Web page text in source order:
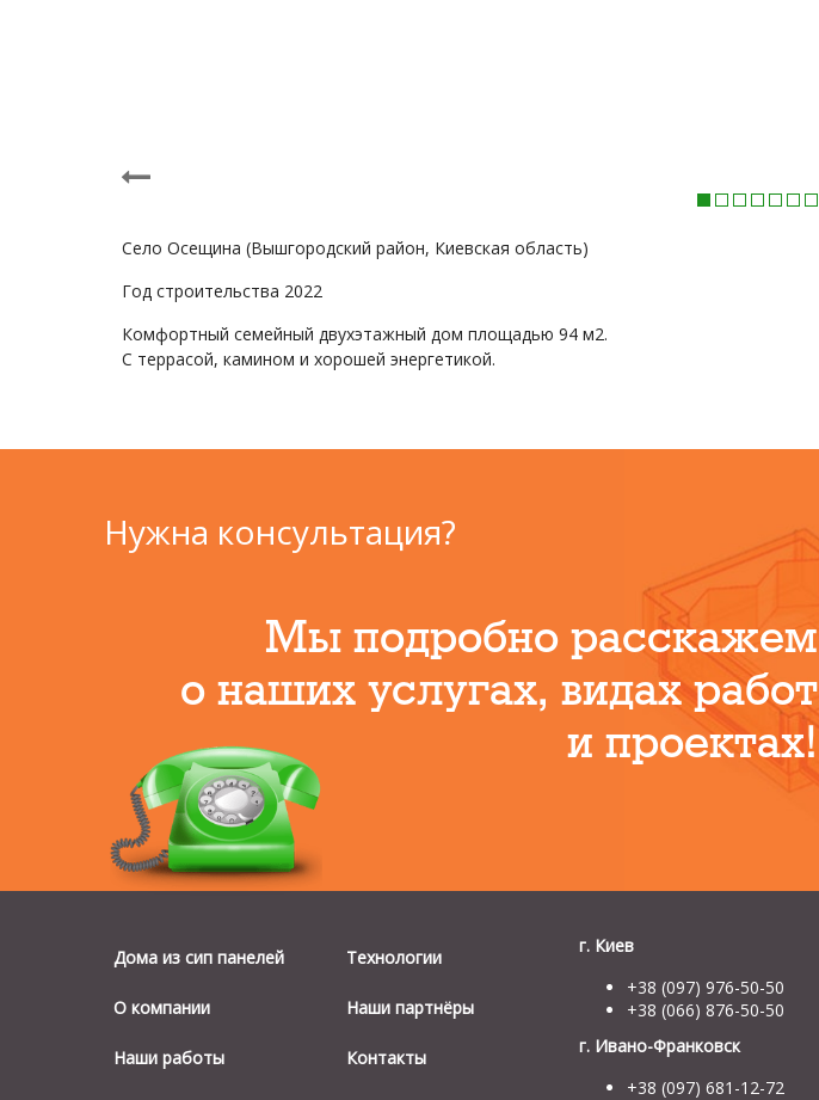
Село Осещина (Вышгородский район, Киевская область)
Год строительства 2022
Комфортный семейный двухэтажный дом площадью 94 м2.
С террасой, камином и хорошей энергетикой.
Нужна консультация?
Мы подробно расскажем
о наших услугах, видах работ
и проектах!
Дома из сип панелей
О компании
Наши работы
Технологии
Наши партнёры
Контакты
г. Киев
+38 (097) 976-50-50
+38 (066) 876-50-50
г. Ивано-Франковск
+38 (097) 681-12-72